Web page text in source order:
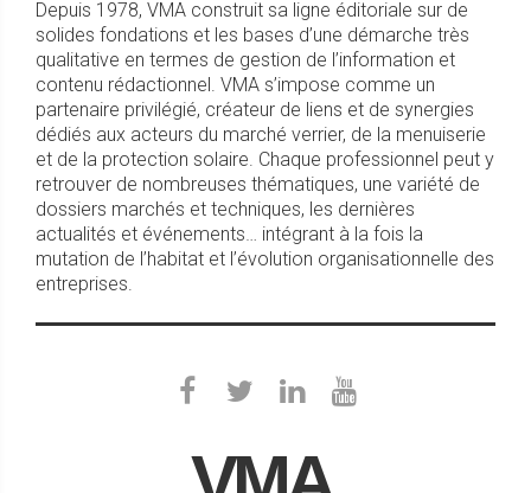
Depuis 1978, VMA construit sa ligne éditoriale sur de
solides fondations et les bases d’une démarche très
qualitative en termes de gestion de l’information et
contenu rédactionnel. VMA s’impose comme un
partenaire privilégié, créateur de liens et de synergies
dédiés aux acteurs du marché verrier, de la menuiserie
et de la protection solaire. Chaque professionnel peut y
retrouver de nombreuses thématiques, une variété de
dossiers marchés et techniques, les dernières
actualités et événements… intégrant à la fois la
mutation de l’habitat et l’évolution organisationnelle des
entreprises.